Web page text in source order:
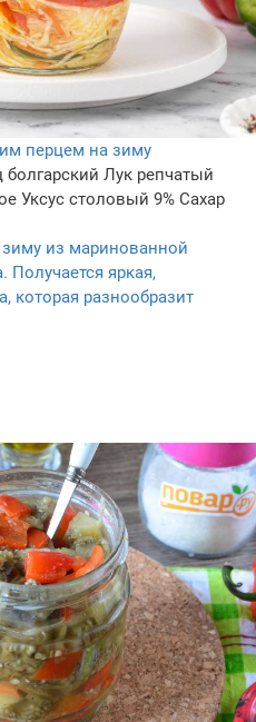
перцем на зиму
болгарский Лук репчатый
Уксус столовый 9% Сахар
из маринованной
Получается яркая,
которая разнообразит